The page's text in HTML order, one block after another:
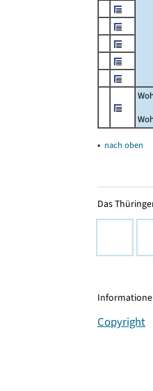
▴ nach oben
Das
Copyright